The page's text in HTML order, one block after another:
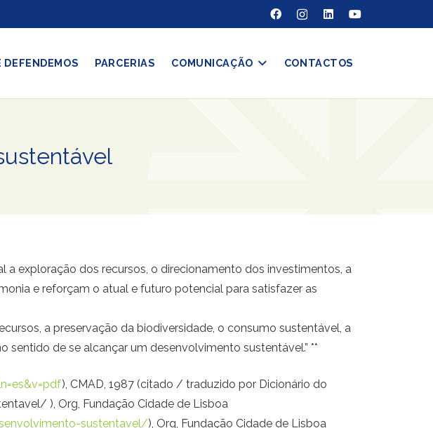
DEFENDEMOS PARCERIAS COMUNICAÇÃO CONTACTOS
exploração dos recursos, o direcionamento dos investimentos, a
e reforçam o atual e futuro potencial para satisfazer as
a preservação da biodiversidade, o consumo sustentável, a
sentido de se alcançar um desenvolvimento sustentável.” **
), CMAD, 1987 (citado / traduzido por Dicionário do
), Org, Fundação Cidade de Lisboa
sustentavel/), Org, Fundação Cidade de Lisboa